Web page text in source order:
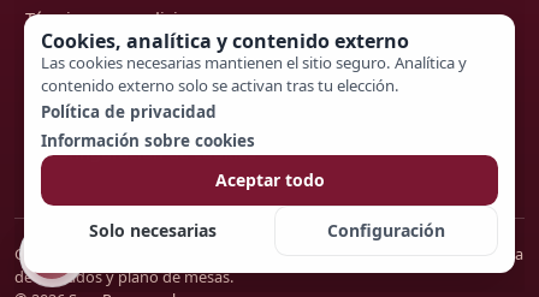
Cookies, analítica y contenido externo
Las cookies necesarias mantienen el sitio seguro. Analítica y
contenido externo solo se activan tras tu elección.
Política de privacidad
Información sobre cookies
Aceptar todo
Solo necesarias Configuración
Términos y condiciones
Cookies
Contacto
Configuración de cookies
Getting Married es el sitio web de boda con invitación digital, RSVP, lista
de invitados y plano de mesas.